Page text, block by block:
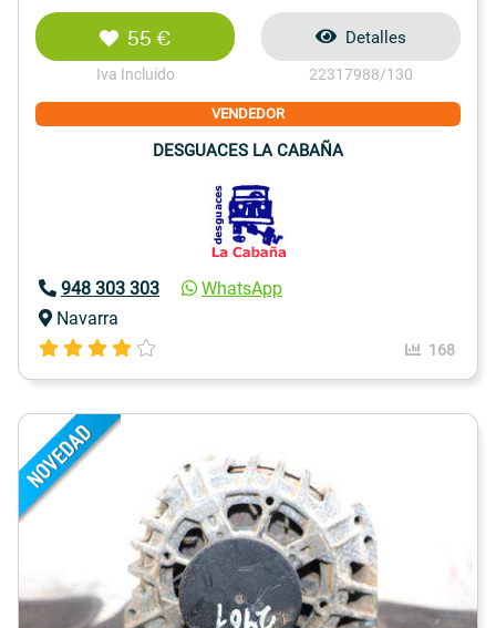
55 €
Iva Incluido
Detalles
22317988/130
VENDEDOR
DESGUACES LA CABAÑA
948 303 303
WhatsApp
Navarra
168